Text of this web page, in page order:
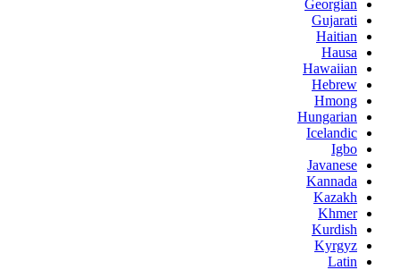
Georgian
Gujarati
Haitian
Hausa
Hawaiian
Hebrew
Hmong
Hungarian
Icelandic
Igbo
Javanese
Kannada
Kazakh
Khmer
Kurdish
Kyrgyz
Latin